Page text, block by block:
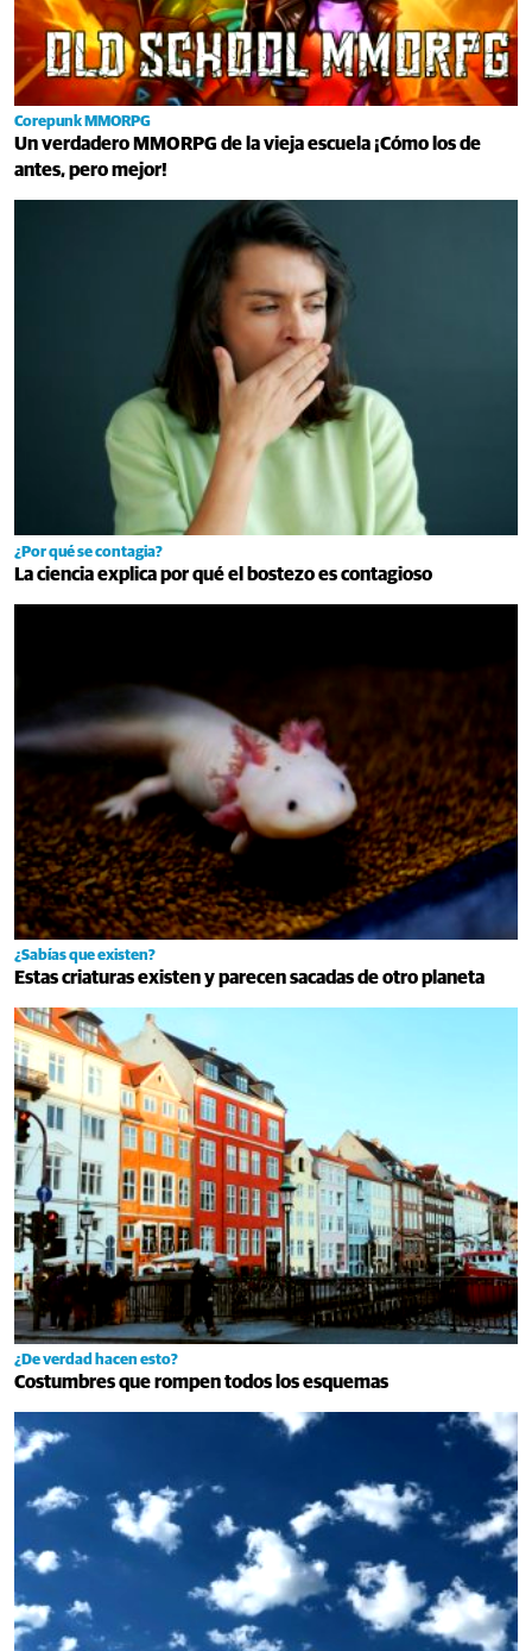
Corepunk MMORPG
Un verdadero MMORPG de la vieja escuela ¡Cómo los de
antes, pero mejor!
¿Por qué se contagia?
La ciencia explica por qué el bostezo es contagioso
¿Sabías que existen?
Estas criaturas existen y parecen sacadas de otro planeta
¿De verdad hacen esto?
Costumbres que rompen todos los esquemas